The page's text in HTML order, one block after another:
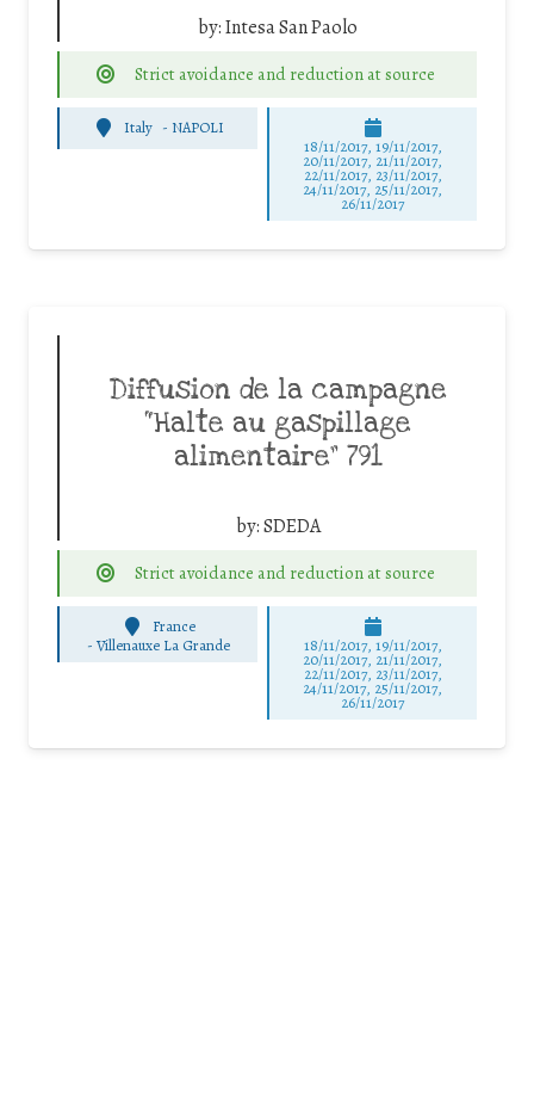
by:Intesa San Paolo
Strict avoidance and reduction at source
Italy - NAPOLI
18/11/2017, 19/11/2017,
20/11/2017, 21/11/2017,
22/11/2017, 23/11/2017,
24/11/2017, 25/11/2017,
26/11/2017
Diffusion de la campagne
“Halte au gaspillage
alimentaire” 791
by:SDEDA
Strict avoidance and reduction at source
France
- Villenauxe La Grande 18/11/2017, 19/11/2017,
20/11/2017, 21/11/2017,
22/11/2017, 23/11/2017,
24/11/2017, 25/11/2017,
26/11/2017